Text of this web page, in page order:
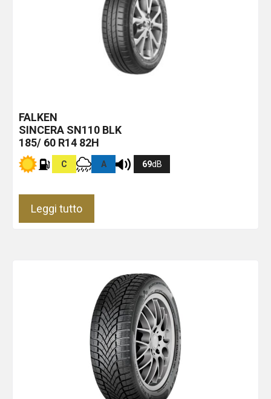
FALKEN
SINCERA SN110 BLK
185/ 60 R14 82H
C A 69dB
Leggi tutto